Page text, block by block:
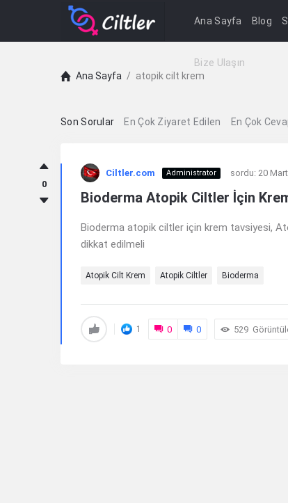
Ana Sayfa Blog
Bize Ulaşın
Ana Sayfa / atopik cilt krem
Son Sorular En Çok Ziyaret Edilen En Çok
0
Ciltler.com Administrator sordu: 20
Bioderma Atopik Ciltler İçin
Bioderma atopik ciltler için krem tavsiyesi,
dikkat edilmeli
Atopik Cilt Krem Atopik Ciltler Bioderma
1 0 0 529